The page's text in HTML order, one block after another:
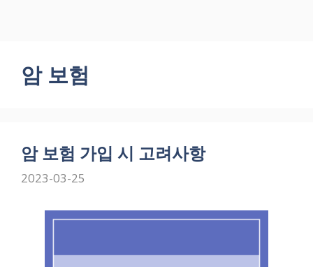
암 보험
암 보험 가입 시 고려사항
2023-03-25